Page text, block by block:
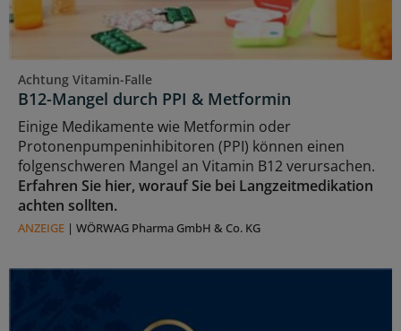
Achtung Vitamin-Falle
B12-Mangel durch PPI & Metformin
Einige Medikamente wie Metformin oder
Protonenpumpeninhibitoren (PPI) können einen
folgenschweren Mangel an Vitamin B12 verursachen.
Erfahren Sie hier, worauf Sie bei Langzeitmedikation
achten sollten.
ANZEIGE | WÖRWAG Pharma GmbH & Co. KG